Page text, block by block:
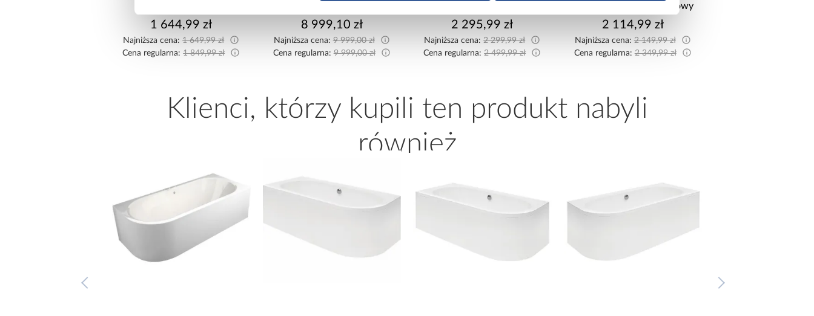
1 644,99 zł
Najniższa cena:1 649,99 zł
Cena regularna:1 849,99 zł
Cm
8 999,10 zł
Najniższa cena:9 999,00 zł
Cena regularna:9 999,00 zł
2 295,99 zł
Najniższa cena:2 299,99 zł
Cena regularna:2 499,99 zł
pojemnikami Sereno beżowy
2 114,99 zł
Najniższa cena:2 149,99 zł
Cena regularna:2 349,99 zł
Klienci, którzy kupili ten produkt nabyli
również